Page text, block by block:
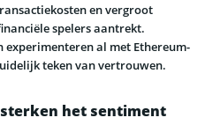
en vergroot
spelers aantrekt.
experimenteren al met Ethereum-
teken van vertrouwen.
het sentiment